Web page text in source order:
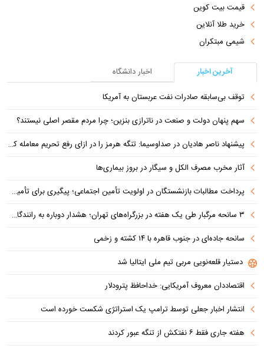
قیمت بیت کوین
خرید طلا آنلاین
شیمی مبتکران
آخرین اخبار
اخبار دانشگاه
توقف بی‌سابقه صادرات نفت عربستان به آمریکا
سهم پنهان دولت و صنعت در ناترازی بنزین؛ چرا مردم مقصر اصلی نیستند؟
پیشنهاد ناصر هادیان در صداوسیما: تنگه هرمز را در ازای رفع تحریم معامله کنیم
آثار مخرب مصرف الکل و سیگار در بروز بیماری‌ها
پرداخت مطالبات بازنشستگان در اولویت تأمین اجتماعی؛ پیگیری برای تأمین منابع ادامه دارد
۳ سانحه مرگبار طی یک هفته در بزرگراه‌های تهران؛ هشدار دوباره به رانندگان و عابران
سانحه جاده‌ای در جنوب قاهره با ۱۴ کشته و زخمی
دستیار قلعه‌نویی مربی تیم ملی ایتالیا شد
اقتصاددان معروف آمریکایی: خداحافظ پترودلار
انتشار اخبار جعلی توسط ترامپ یک استراتژی شکست خورده است
هفته جاری فقط ۶ نفتکش از تنگه عبور کردند